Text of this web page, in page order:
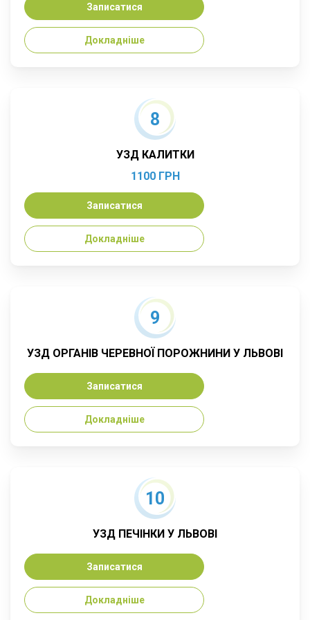
кіст та доброякісних пухлин органів у
жінок.
Записатися
Докладніше
8
УЗД КАЛИТКИ
1100 ГРН
Записатися
Докладніше
9
УЗД ОРГАНІВ ЧЕРЕВНОЇ ПОРОЖНИНИ У ЛЬВОВІ
Записатися
Докладніше
10
УЗД ПЕЧІНКИ У ЛЬВОВІ
Записатися
Докладніше